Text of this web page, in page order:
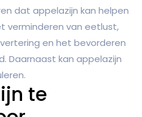
dat appelazijn kan helpen
verminderen van eetlust,
en het bevorderen
Daarnaast kan appelazijn
te